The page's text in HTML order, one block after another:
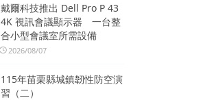
戴爾科技推出 Dell Pro P 43
4K 視訊會議顯示器 一台整
合小型會議室所需設備
2026/08/07
115年苗栗縣城鎮韌性防空演
習（二）